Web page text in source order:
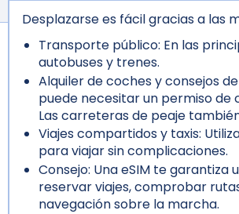
Desplazarse es fácil gracias a las
Transporte público: En las
autobuses y trenes.
Alquiler de coches y consejos
puede necesitar un permiso de
Las carreteras de peaje
Viajes compartidos y taxis:
para viajar sin complicaciones.
Consejo: Una eSIM te garantiza
reservar viajes, comprobar
navegación sobre la marcha.